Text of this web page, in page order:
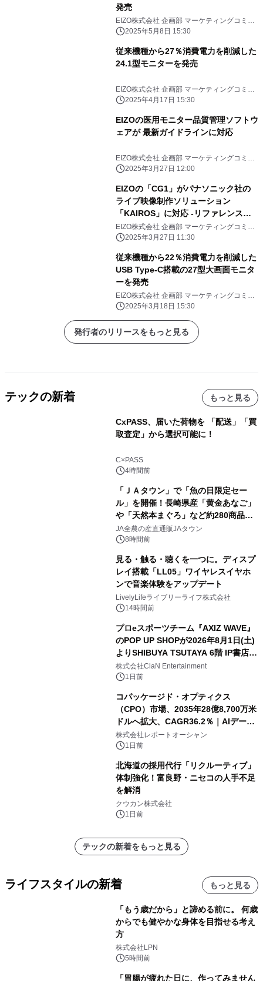
発売
EIZO株式会社 企画部 マーケティングコミュ
ニケーション課
2025年5月8日 15:30
従来機種から27％消費電力を削減した
24.1型モニターを発売
EIZO株式会社 企画部 マーケティングコミュ
ニケーション課
2025年4月17日 15:30
EIZOの医用モニター品質管理ソフトウ
ェアが 最新ガイドラインに対応
EIZO株式会社 企画部 マーケティングコミュ
ニケーション課
2025年3月27日 12:00
EIZOの「CG1」がパナソニック社の
ライブ映像制作ソリューション
「KAIROS」に対応 -リファレンスモ
ニターとしては世界初-
EIZO株式会社 企画部 マーケティングコミュ
ニケーション課
2025年3月27日 11:30
従来機種から22％消費電力を削減した
USB Type-C搭載の27型大画面モニタ
ーを発売
EIZO株式会社 企画部 マーケティングコミュ
ニケーション課
2025年3月18日 15:30
発行者のリリースをもっと見る
テックの新着 もっと見る
CxPASS、届いた荷物を 「配送」「買
取査定」から選択可能に！
C×PASS
4時間前
「ＪＡタウン」で「魚の日限定セー
ル」を開催！長崎県産「黄金あなご」
や「天然本まぐろ」など約280商品を
販売！～毎月１０日の定例企画～
JA全農の産直通販JAタウン
8時間前
見る・触る・聴くを一つに。ディスプ
レイ搭載「LL05」ワイヤレスイヤホ
ンで音楽体験をアップデート
LivelyLifeライブリーライフ株式会社
14時間前
プロeスポーツチーム『AXIZ WAVE』
のPOP UP SHOPが2026年8月1日(土)
よりSHIBUYA TSUTAYA 6階 IP書店で
開催決定！！
株式会社ClaN Entertainment
1日前
コパッケージド・オプティクス
（CPO）市場、2035年28億8,700万米
ドルへ拡大、CAGR36.2％｜AIデータ
センター・高速光通信需要が成長を加
速
株式会社レポートオーシャン
1日前
北海道の採用代行「リクルーティブ」
体制強化！富良野・ニセコの人手不足
を解消
クウカン株式会社
1日前
テックの新着をもっと見る
ライフスタイルの新着 もっと見る
「もう歳だから」と諦める前に。 何歳
からでも健やかな身体を目指せる考え
方
株式会社LPN
5時間前
「胃腸が疲れた日に、作ってみません